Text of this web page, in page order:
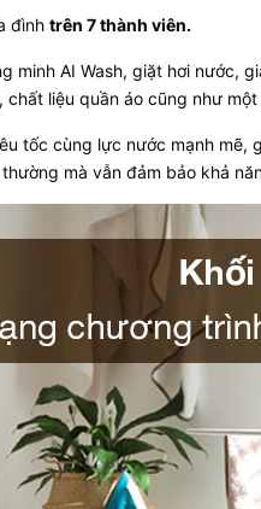
đình trên 7 thành viên.
minh AI Wash, giặt hơi nước,
liệu quần áo cũng như
tốc cùng lực nước mạnh mẽ,
mà vẫn đảm bảo khả